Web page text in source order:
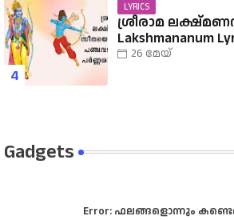
LYRICS
ശ്രീരാമ
Lakshmananum
Album | Sreerama
26 മേയ്
Gadgets
Error:ഫലങ്ങളൊന്നും